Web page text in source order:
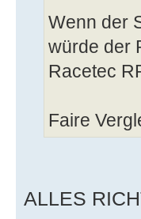
Wenn der
würde der
Racetec
Faire
ALLES